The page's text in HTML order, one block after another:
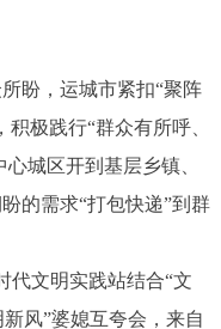
盼，运城市紧扣“聚阵
极践行“群众有所呼、
城区开到基层乡镇、
的需求“打包快递”到群
文明实践站结合“文
风”婆媳互夸会，来自